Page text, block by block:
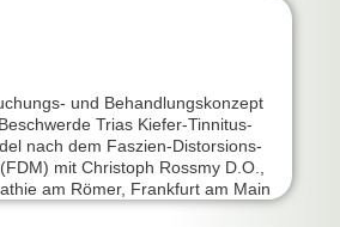
und Behandlungskonzept
Trias Kiefer-Tinnitus-
nach dem Faszien-Distorsions-
mit Christoph Rossmy D.O.,
am Römer, Frankfurt am Main